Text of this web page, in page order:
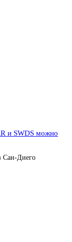
и SWDS можно
Сан-Диего